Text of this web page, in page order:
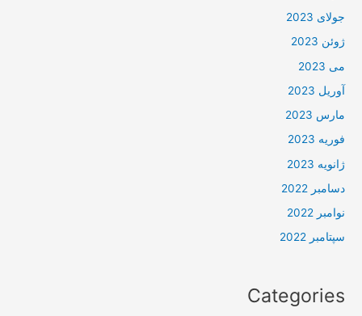
جولای 2023
ژوئن 2023
می 2023
آوریل 2023
مارس 2023
فوریه 2023
ژانویه 2023
دسامبر 2022
نوامبر 2022
سپتامبر 2022
Categories